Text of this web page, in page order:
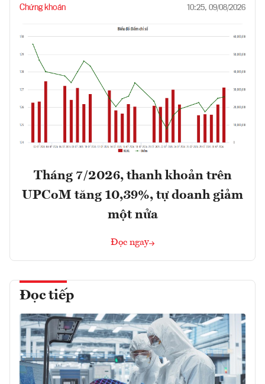
Chứng khoán 10:25, 09/08/2026
Tháng 7/2026, thanh khoản trên
UPCoM tăng 10,39%, tự doanh giảm
một nửa
Đọc ngay
Đọc tiếp